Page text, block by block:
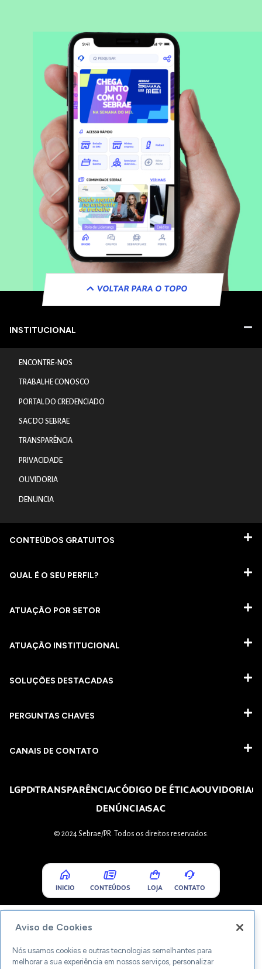
VOLTAR PARA O TOPO
INSTITUCIONAL
ENCONTRE-NOS
TRABALHE CONOSCO
PORTAL DO CREDENCIADO
SAC DO SEBRAE
TRANSPARÊNCIA
PRIVACIDADE
OUVIDORIA
DENUNCIA
CONTEÚDOS GRATUITOS
QUAL É O SEU PERFIL?
ATUAÇÃO POR SETOR
ATUAÇÃO INSTITUCIONAL
SOLUÇÕES DESTACADAS
PERGUNTAS CHAVES​
CANAIS DE CONTATO
LGPDTRANSPARÊNCIACÓDIGO DE ÉTICAOUVIDORIA
DENÚNCIASAC
© 2024 Sebrae/PR. Todos os direitos reservados.
INICIO CONTEÚDOS LOJA CONTATO
Aviso de Cookies
Nós usamos cookies e outras tecnologias semelhantes para
melhorar a sua experiência em nossos serviços, personalizar